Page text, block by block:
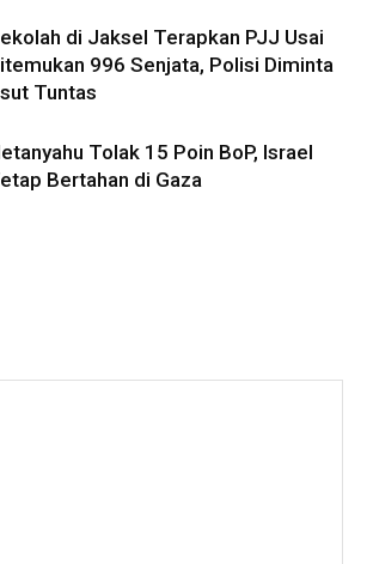
di Jaksel Terapkan PJJ Usai
996 Senjata, Polisi Diminta
Tuntas
Tolak 15 Poin BoP, Israel
Bertahan di Gaza